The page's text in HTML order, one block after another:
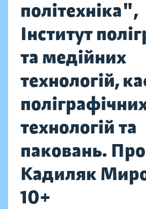
політехніка",
Інститут
та медійних
технологій,
технологій та
паковань.
Кадиляк
10+